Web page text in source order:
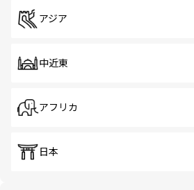
アジア
中近東
アフリカ
日本